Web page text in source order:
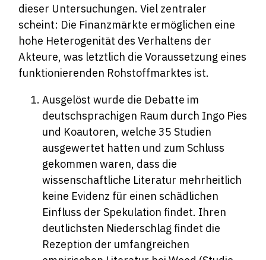
dieser Untersuchungen. Viel zentraler
scheint: Die Finanzmärkte ermöglichen eine
hohe Heterogenität des Verhaltens der
Akteure, was letztlich die Voraussetzung eines
funktionierenden Rohstoffmarktes ist.
Ausgelöst wurde die Debatte im
deutschsprachigen Raum durch Ingo Pies
und Koautoren, welche 35 Studien
ausgewertet hatten und zum Schluss
gekommen waren, dass die
wissenschaftliche Literatur mehrheitlich
keine Evidenz für einen schädlichen
Einfluss der Spekulation findet. Ihren
deutlichsten Niederschlag findet die
Rezeption der umfangreichen